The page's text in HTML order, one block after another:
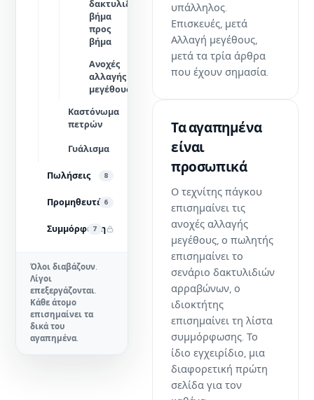
δακτυλιδιού,
βήμα
προς
βήμα
Ανοχές
αλλαγής
μεγέθους
Καστόνωμα
πετρών
Γυάλισμα
Πωλήσεις 8
Προμηθευτές6
Συμμόρφωση
7
Όλοι διαβάζουν.
Λίγοι
επεξεργάζονται.
Κάθε άτομο
επισημαίνει τα
δικά του
αγαπημένα.
υπάλληλος.
Επισκευές, μετά
Αλλαγή μεγέθους,
μετά τα τρία άρθρα
που έχουν σημασία.
Τα αγαπημένα
είναι
προσωπικά
Ο τεχνίτης πάγκου
επισημαίνει τις
ανοχές αλλαγής
μεγέθους, ο πωλητής
επισημαίνει το
σενάριο δακτυλιδιών
αρραβώνων, ο
ιδιοκτήτης
επισημαίνει τη λίστα
συμμόρφωσης. Το
ίδιο εγχειρίδιο, μια
διαφορετική πρώτη
σελίδα για τον